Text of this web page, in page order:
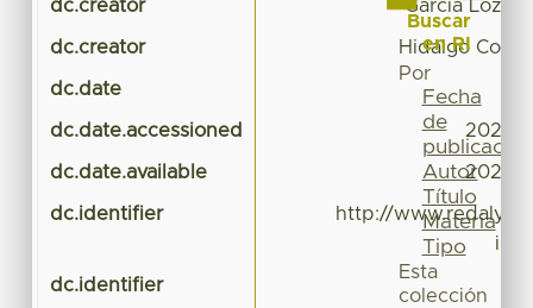
dc.creator García
dc.creator Hidalgo
dc.date
dc.date.accessioned 2022-
dc.date.available 2022-
dc.identifier
http://
dc.identifier
Buscar
en RI
Por
Fecha
de
publicación
Autor
Título
Materia
Tipo
Esta
colección